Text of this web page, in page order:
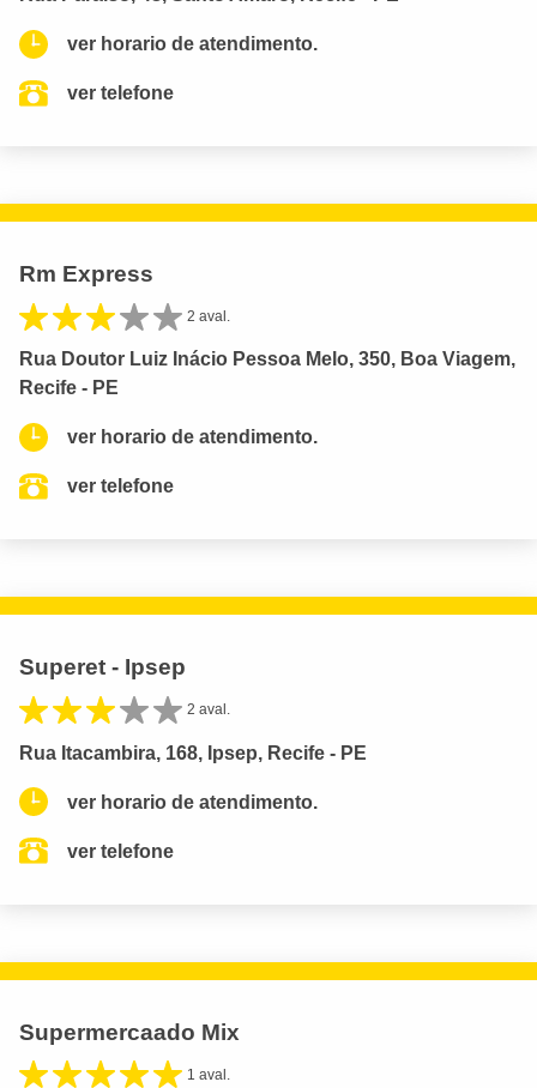
ver horario de atendimento.
ver telefone
Rm Express
2 aval.
Rua Doutor Luiz Inácio Pessoa Melo, 350, Boa Viagem,
Recife - PE
ver horario de atendimento.
ver telefone
Superet - Ipsep
2 aval.
Rua Itacambira, 168, Ipsep, Recife - PE
ver horario de atendimento.
ver telefone
Supermercaado Mix
1 aval.